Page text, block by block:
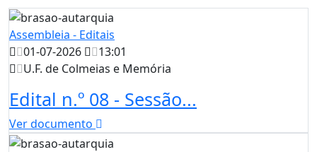
Assembleia - Editais
01-07-2026
13:01
U.F. de Colmeias e Memória
Edital n.º 08 - Sessão...
Ver documento